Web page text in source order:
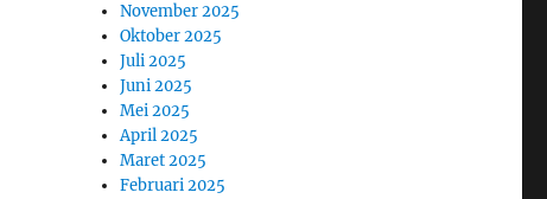
November 2025
Oktober 2025
Juli 2025
Juni 2025
Mei 2025
April 2025
Maret 2025
Februari 2025